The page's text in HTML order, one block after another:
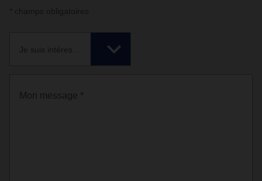
Je suis intéressé par *
Mon message *